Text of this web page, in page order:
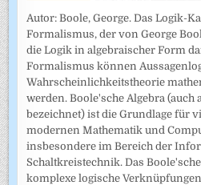
Autor: Boole, George. Das Logik-
Formalismus, der von George
die Logik in algebraischer Form
Formalismus können
Wahrscheinlichkeitstheorie
werden. Boole'sche Algebra (auch
bezeichnet) ist die Grundlage für
modernen Mathematik und
insbesondere im Bereich der
Schaltkreistechnik. Das
komplexe logische